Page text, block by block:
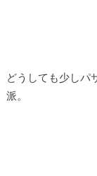
どうしても少しパ
派。